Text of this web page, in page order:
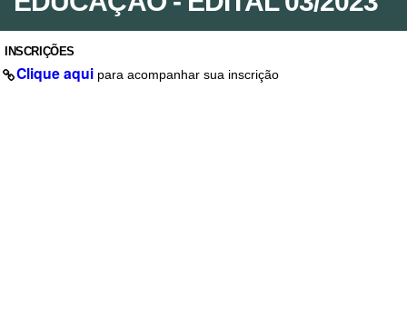
INSCRIÇÕES
Clique aqui para acompanhar sua inscrição